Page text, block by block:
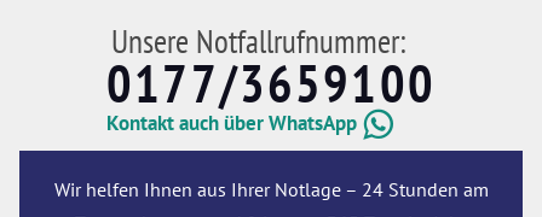
Unsere Notfallrufnummer:
0177/3659100
Kontakt auch über WhatsApp
Wir helfen Ihnen aus Ihrer Notlage – 24 Stunden am